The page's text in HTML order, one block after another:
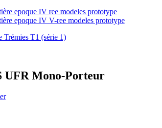
Trémies T1 (série 1)
UFR Mono-Porteur